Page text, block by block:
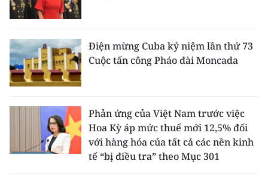
Điện mừng Cuba kỷ niệm lần thứ 73
Cuộc tấn công Pháo đài Moncada
Phản ứng của Việt Nam trước việc
Hoa Kỳ áp mức thuế mới 12,5% đối
với hàng hóa của tất cả các nền kinh
tế “bị điều tra” theo Mục 301